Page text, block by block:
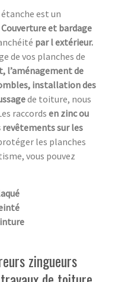
étanche est un
Couverture et bardage
par l extérieur.
de vos planches de
l’aménagement de
installation des
de toiture, nous
raccords en zinc ou
sur les
les planches
vous pouvez
zingueurs